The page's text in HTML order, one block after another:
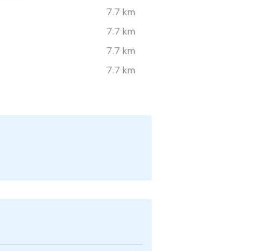
7.7 km
7.7 km
7.7 km
7.7 km